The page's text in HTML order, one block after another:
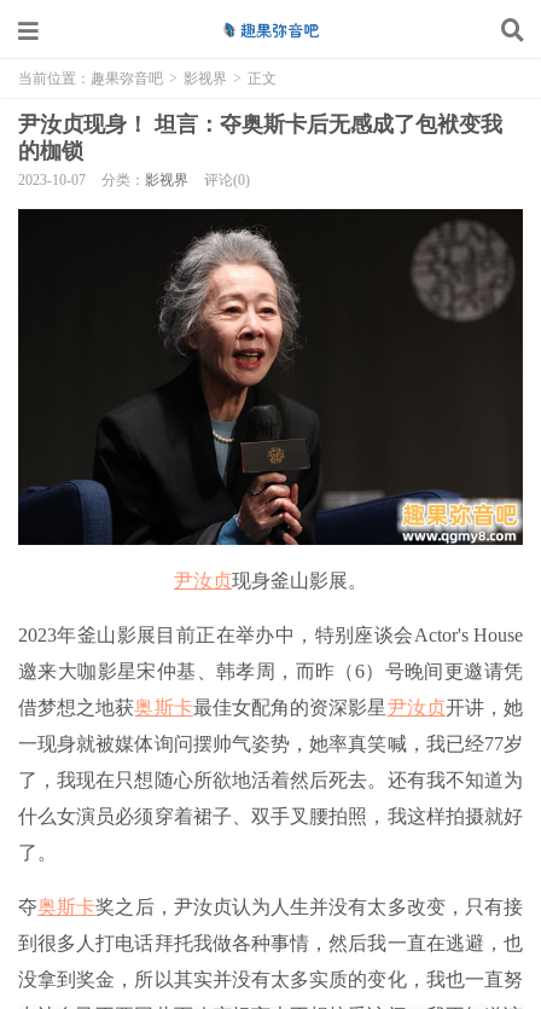
当前位置： 趣果弥音吧 > 影视界 > 正文
尹汝贞现身！ 坦言：夺奥斯卡后无感成了包袱变我
的枷锁
2023-10-07 分类： 影视界 评论(0)
尹汝贞现身釜山影展。
2023年釜山影展目前正在举办中，特别座谈会Actor's House
邀来大咖影星宋仲基、韩孝周，而昨（6）号晚间更邀请凭
借梦想之地获奥斯卡最佳女配角的资深影星尹汝贞开讲，她
一现身就被媒体询问摆帅气姿势，她率真笑喊，我已经77岁
了，我现在只想随心所欲地活着然后死去。还有我不知道为
什么女演员必须穿着裙子、双手叉腰拍照，我这样拍摄就好
了。
夺奥斯卡奖之后，尹汝贞认为人生并没有太多改变，只有接
到很多人打电话拜托我做各种事情，然后我一直在逃避，也
没拿到奖金，所以其实并没有太多实质的变化，我也一直努